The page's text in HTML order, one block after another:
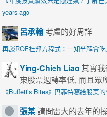
years ago
呂承翰考慮的好周詳
再談ROE杜邦方程式：一知半解會
Ying-Chieh Liao 其實
東股票週轉率低, 而且眾
《Buffett’s Bites》巴菲特寫給股東
張某請問雷大的去年的